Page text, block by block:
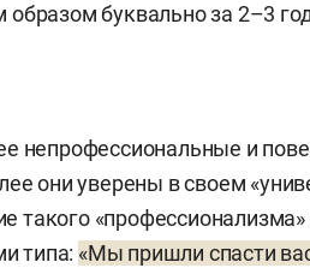
буквально за 2–3
непрофессиональные и
они уверены в своем
такого «профессионализма»
типа: «Мы пришли спасти